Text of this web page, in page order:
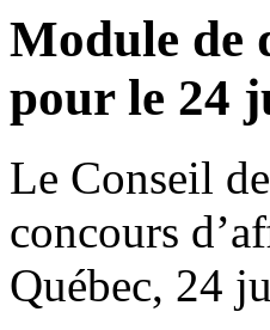
Module de
pour le 24
Le Conseil
concours
Québec, 24